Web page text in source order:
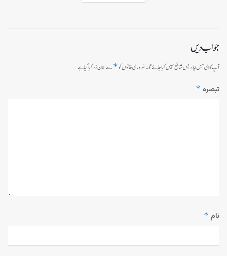
جواب دیں
آپ کا ای میل ایڈریس شائع نہیں کیا جائے گا۔ضروری خانوں کو*سے نشان زد کیا گیا ہے
تبصرہ *
نام *